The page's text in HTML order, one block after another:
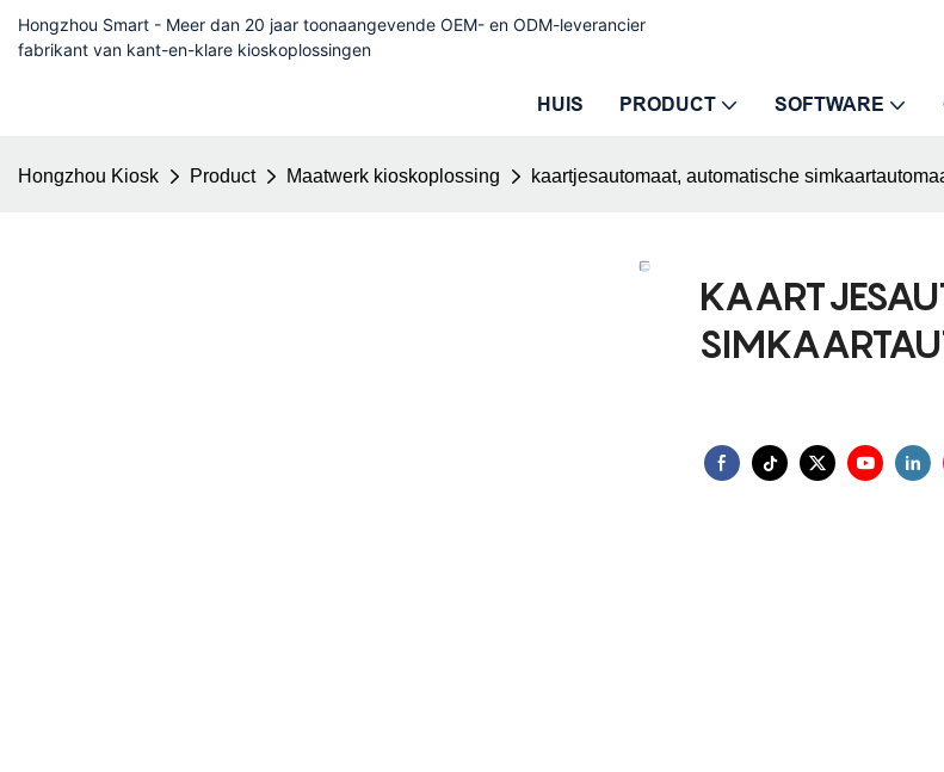
Hongzhou Smart - Meer dan 20 jaar toonaangevende OEM- en ODM-leverancier
fabrikant van kant-en-klare kioskoplossingen
HUIS PRODUCT SOFTWARE
Hongzhou Kiosk Product Maatwerk kioskoplossing kaartjesautomaat, automatische